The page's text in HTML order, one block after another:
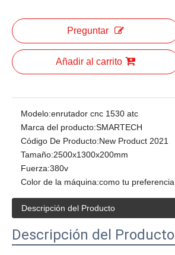
Preguntar
Añadir al carrito
Modelo:enrutador cnc 1530 atc
Marca del producto:SMARTECH
Código De Producto:New Product 2021
Tamaño:2500x1300x200mm
Fuerza:380v
Color de la máquina:como tu preferencia
Descripción del Producto
Descripción del Producto